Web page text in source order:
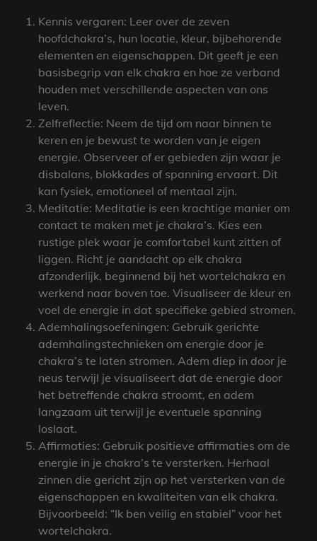
Kennis vergaren: Leer over de zeven
hoofdchakra’s, hun locatie, kleur, bijbehorende
elementen en eigenschappen. Dit geeft je een
basisbegrip van elk chakra en hoe ze verband
houden met verschillende aspecten van ons
leven.
Zelfreflectie: Neem de tijd om naar binnen te
keren en je bewust te worden van je eigen
energie. Observeer of er gebieden zijn waar je
disbalans, blokkades of spanning ervaart. Dit
kan fysiek, emotioneel of mentaal zijn.
Meditatie: Meditatie is een krachtige manier om
contact te maken met je chakra’s. Kies een
rustige plek waar je comfortabel kunt zitten of
liggen. Richt je aandacht op elk chakra
afzonderlijk, beginnend bij het wortelchakra en
werkend naar boven toe. Visualiseer de kleur en
voel de energie in dat specifieke gebied stromen.
Ademhalingsoefeningen: Gebruik gerichte
ademhalingstechnieken om energie door je
chakra’s te laten stromen. Adem diep in door je
neus terwijl je visualiseert dat de energie door
het betreffende chakra stroomt, en adem
langzaam uit terwijl je eventuele spanning
loslaat.
Affirmaties: Gebruik positieve affirmaties om de
energie in je chakra’s te versterken. Herhaal
zinnen die gericht zijn op het versterken van de
eigenschappen en kwaliteiten van elk chakra.
Bijvoorbeeld: “Ik ben veilig en stabiel” voor het
wortelchakra.